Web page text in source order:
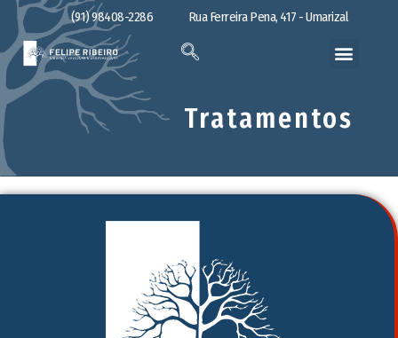
(91) 98408-2286 Rua Ferreira Pena, 417 - Umarizal
Tratamentos